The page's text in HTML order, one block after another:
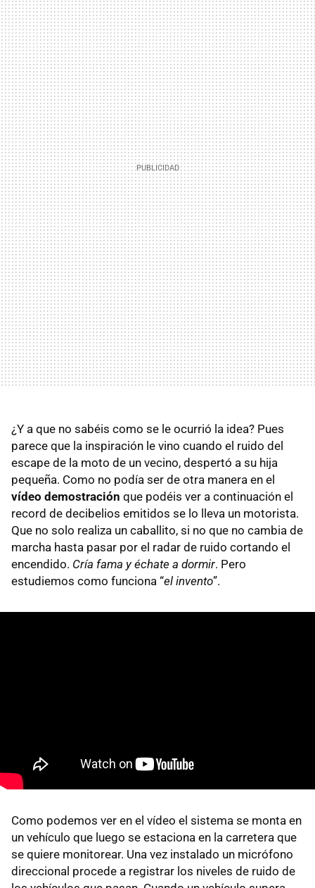
¿Y a que no sabéis como se le ocurrió la idea? Pues
parece que la inspiración le vino cuando el ruido del
escape de la moto de un vecino, despertó a su hija
pequeña. Como no podía ser de otra manera en el
vídeo demostración que podéis ver a continuación el
record de decibelios emitidos se lo lleva un motorista.
Que no solo realiza un caballito, si no que no cambia de
marcha hasta pasar por el radar de ruido cortando el
encendido. Cría fama y échate a dormir. Pero
estudiemos como funciona “el invento”.
Como podemos ver en el vídeo el sistema se monta en
un vehículo que luego se estaciona en la carretera que
se quiere monitorear. Una vez instalado un micrófono
direccional procede a registrar los niveles de ruido de